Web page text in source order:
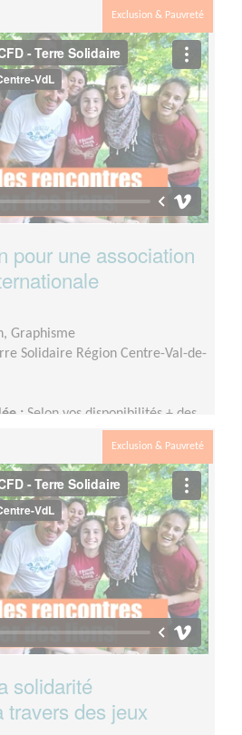
Exclusion & Pauvreté
pour une association
Graphisme
Solidaire Région Centre-Val-de-
: Selon vos disponibilités + des
lieu en semaine en soirée très
Exclusion & Pauvreté
solidarité
travers des jeux